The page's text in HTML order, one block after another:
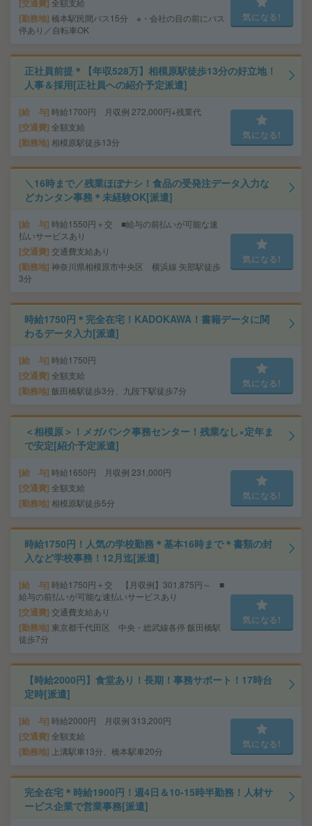
交通費 全額支給
勤務地 橋本駅民間バス15分 ※・会社の目の前にバス
停あり／自転車OK
気になる!
正社員前提＊【年収528万】相模原駅徒歩13分の好立地！
人事＆採用[正社員への紹介予定派遣]
給 与 時給1700円 月収例 272,000円+残業代
交通費 全額支給
勤務地 相模原駅徒歩13分
気になる!
＼16時まで／残業ほぼナシ！食品の受発注データ入力な
どカンタン事務＊未経験OK[派遣]
給 与 時給1550円＋交 ■給与の前払いが可能な速
払いサービスあり
交通費 交通費支給あり
勤務地 神奈川県相模原市中央区 横浜線 矢部駅徒歩
3分
気になる!
時給1750円＊完全在宅！KADOKAWA！書籍データに関
わるデータ入力[派遣]
給 与 時給1750円
交通費 全額支給
勤務地 飯田橋駅徒歩3分、九段下駅徒歩7分
気になる!
＜相模原＞！メガバンク事務センター！残業なし×定年ま
で安定[紹介予定派遣]
給 与 時給1650円 月収例 231,000円
交通費 全額支給
勤務地 相模原駅徒歩5分
気になる!
時給1750円！人気の学校勤務＊基本16時まで＊書類の封
入など学校事務！12月迄[派遣]
給 与 時給1750円＋交 【月収例】301,875円～ ■
給与の前払いが可能な速払いサービスあり
交通費 交通費支給あり
勤務地 東京都千代田区 中央・総武線各停 飯田橋駅
徒歩7分
気になる!
【時給2000円】食堂あり！長期！事務サポート！17時台
定時[派遣]
給 与 時給2000円 月収例 313,200円
交通費 全額支給
勤務地 上溝駅車13分、橋本駅車20分
気になる!
完全在宅＊時給1900円！週4日＆10-15時半勤務！人材サ
ービス企業で営業事務[派遣]